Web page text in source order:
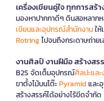
เครื่องเขียนคู่ใจ ทุกการสร้
มองหาปากกาดีๆ ดินสอหลาก
เขียนและอุปกรณ์สำนักงานใ
Rotringไปจนถึงกระดาษถ่าย
งานศิลป์ งานฝีมือ สร้างสร
B2S จัดเต็มอุปกรณ์ศิลปะแล
ขาตั้งไม้บนโต๊ะPyramidและ
สร้างสรรค์ได้อย่างไร้ขีดจำกัด